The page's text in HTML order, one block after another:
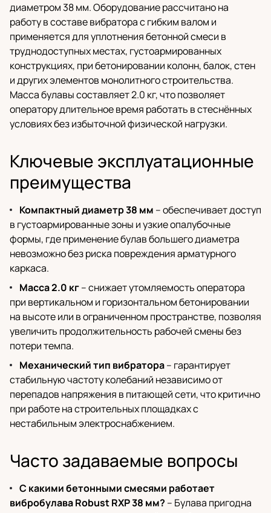
диаметром 38 мм. Оборудование рассчитано на
работу в составе вибратора с гибким валом и
применяется для уплотнения бетонной смеси в
труднодоступных местах, густоармированных
конструкциях, при бетонировании колонн, балок, стен
и других элементов монолитного строительства.
Масса булавы составляет 2.0 кг, что позволяет
оператору длительное время работать в стеснённых
условиях без избыточной физической нагрузки.
Ключевые эксплуатационные
преимущества
Компактный диаметр 38 мм – обеспечивает доступ
в густоармированные зоны и узкие опалубочные
формы, где применение булав большего диаметра
невозможно без риска повреждения арматурного
каркаса.
Масса 2.0 кг– снижает утомляемость оператора
при вертикальном и горизонтальном бетонировании
на высоте или в ограниченном пространстве, позволяя
увеличить продолжительность рабочей смены без
потери темпа.
Механический тип вибратора– гарантирует
стабильную частоту колебаний независимо от
перепадов напряжения в питающей сети, что критично
при работе на строительных площадках с
нестабильным электроснабжением.
Часто задаваемые вопросы
С какими бетонными смесями работает
вибробулава Robust RXP 38 мм? – Булава пригодна